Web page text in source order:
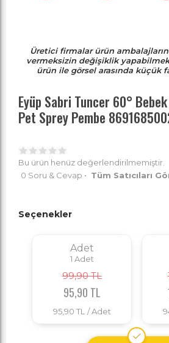
Üretici firmalar ürün
vermeksizin değişiklik
ürün ile görsel arasında küçük
Eyüp Sabri Tuncer 60°
Pet Sprey Pembe
Bu ürün henüz değerlendirilmemiştir.
0 Soru & Cevap • Tüm Satıcıları
Seçenekler
Adet
1 Adet
99,90 TL
95,90 TL
95,90 TL / Adet